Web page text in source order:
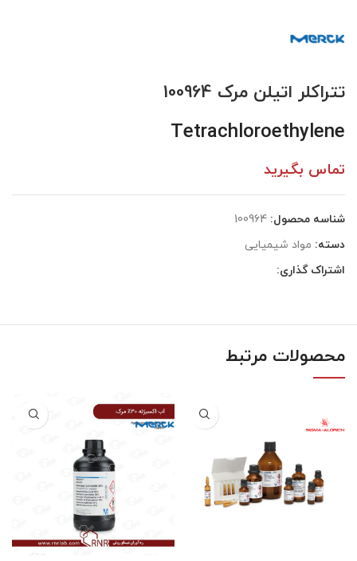
تتراکلر اتیلن مرک 100964
Tetrachloroethylene
تماس بگیرید
شناسه محصول: 100964
دسته: مواد شیمیایی
اشتراک گذاری:
محصولات مرتبط